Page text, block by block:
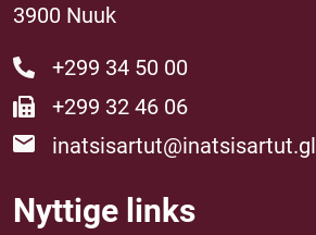
3900 Nuuk
+299 34 50 00
+299 32 46 06
inatsisartut@inatsisartut.gl
Nyttige links